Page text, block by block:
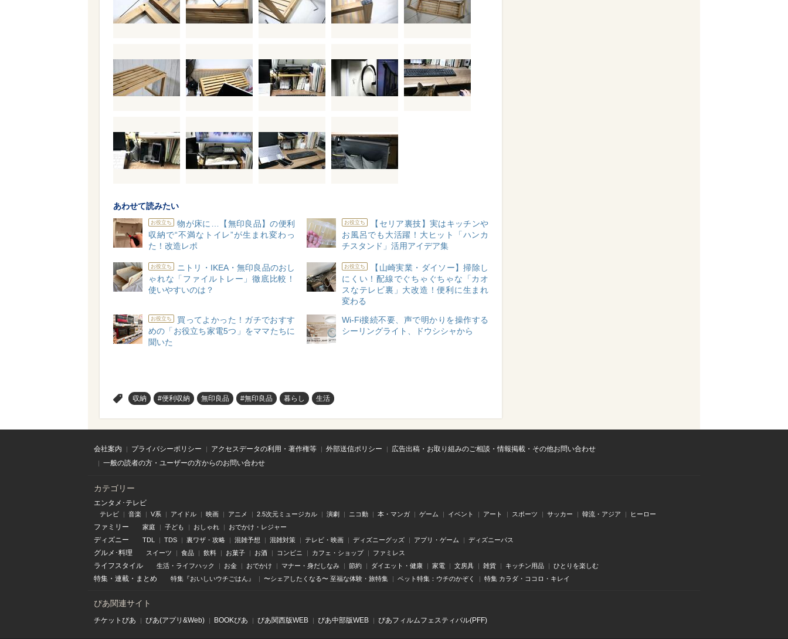
あわせて読みたい
お役立ち
物が床に…【無印良品】の便利
収納で“不満なトイレ”が生まれ変わっ
た！改造レポ
お役立ち
【セリア裏技】実はキッチンや
お風呂でも大活躍！大ヒット「ハンカ
チスタンド」活用アイデア集
お役立ち
ニトリ・IKEA・無印良品のおし
ゃれな「ファイルトレー」徹底比較！
使いやすいのは？
お役立ち
【山崎実業・ダイソー】掃除し
にくい！配線でぐちゃぐちゃな「カオ
スなテレビ裏」大改造！便利に生まれ
変わる
お役立ち
買ってよかった！ガチでおすす
めの「お役立ち家電5つ」をママたちに
聞いた
Wi-Fi接続不要、声で明かりを操作する
シーリングライト、ドウシシャから
収納 #便利収納 無印良品 #無印良品 暮らし 生活
会社案内 プライバシーポリシー アクセスデータの利用・著作権等 外部送信ポリシー
広告出稿・お取り組みのご相談・情報掲載・その他お問い合わせ
一般の読者の方・ユーザーの方からのお問い合わせ
カテゴリー
エンタメ･テレビ
テレビ 音楽 V系 アイドル 映画 アニメ 2.5次元ミュージカル 演劇 ニコ動 本・マンガ ゲーム イベント アート スポーツ サッカー 韓流・アジア ヒーロー
ファミリー 家庭 子ども おしゃれ おでかけ・レジャー
ディズニー TDL TDS 裏ワザ・攻略 混雑予想 混雑対策 テレビ・映画 ディズニーグッズ アプリ・ゲーム ディズニーパス
グルメ･料理 スイーツ 食品 飲料 お菓子 お酒 コンビニ カフェ・ショップ ファミレス
ライフスタイル 生活・ライフハック お金 おでかけ マナー・身だしなみ 節約 ダイエット・健康 家電 文房具 雑貨 キッチン用品 ひとりを楽しむ
特集 ・ 連載 ・ まとめ 特集『おいしいウチごはん』 〜シェアしたくなる〜 至福な体験・旅特集 ペット特集：ウチのかぞく 特集 カラダ・ココロ・キレイ
ぴあ関連サイト
チケットぴあ ぴあ(アプリ&Web) BOOKぴあ ぴあ関⻄版WEB ぴあ中部版WEB ぴあフィルムフェスティバル(PFF)